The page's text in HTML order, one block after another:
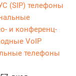
(SIP) телефоны
и конференц-
VoIP
телефоны